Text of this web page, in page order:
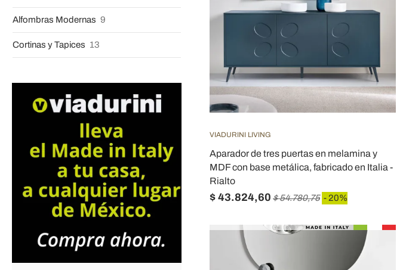
Alfombras Modernas 9
Cortinas y Tapices 13
VIADURINI LIVING
Aparador de tres puertas en melamina y
MDF con base metálica, fabricado en Italia -
Rialto
$ 43.824,60 $ 54.780,75 - 20%